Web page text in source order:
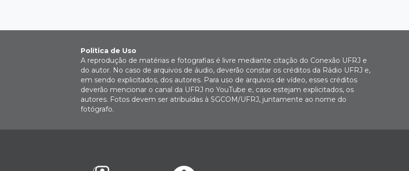
Política de Uso
A reprodução de matérias e fotografias é livre mediante citação do Conexão UFRJ e
do autor. No caso de arquivos de áudio, deverão constar os créditos da Rádio UFRJ e,
em sendo explicitados, dos autores. Para uso de arquivos de vídeo, esses créditos
deverão mencionar o canal da UFRJ no YouTube e, caso estejam explicitados, os
autores. Fotos devem ser atribuídas à SGCOM/UFRJ, juntamente ao nome do
fotógrafo.